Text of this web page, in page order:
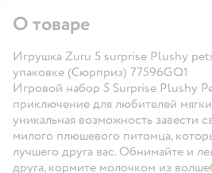
О товаре
Игрушка Zuru 5 surprise Plushy
упаковке (Сюрприз) 77596GQ1
Игровой набор 5 Surprise Plushy
приключение для любителей
уникальная возможность завести
милого плюшевого питомца,
лучшего друга вас. Обнимайте и
друга, кормите молочком из